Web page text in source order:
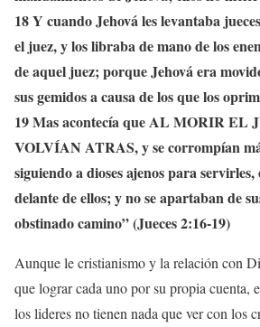
18 Y cuando Jehová les levantaba
el juez, y los libraba de mano de los
de aquel juez; porque Jehová era
sus gemidos a causa de los que los
19 Mas acontecía que AL MORIR EL
VOLVÍAN ATRAS, y se corrompían
siguiendo a dioses ajenos para
delante de ellos; y no se apartaban de
obstinado camino” (Jueces 2:16-19)
Aunque le cristianismo y la relación con
que lograr cada uno por su propia cuenta,
los lideres no tienen nada que ver con los